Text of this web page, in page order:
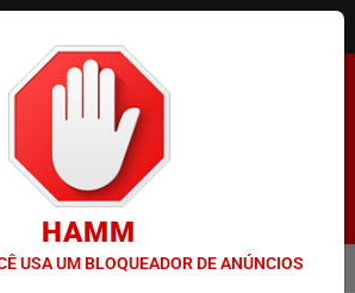
Notícia
DO BANCO CENTRAL, DIZEMMENU
HAMM
USA UM BLOQUEADOR DE ANÚNCIOS